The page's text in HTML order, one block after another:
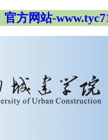
官方网站-